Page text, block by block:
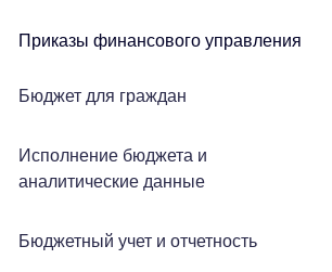
Приказы финансового управления
Бюджет для граждан
Исполнение бюджета и
аналитические данные
Бюджетный учет и отчетность